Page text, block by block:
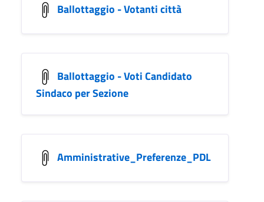
Ballottaggio - Votanti città
Ballottaggio - Voti Candidato
Sindaco per Sezione
Amministrative_Preferenze_PDL